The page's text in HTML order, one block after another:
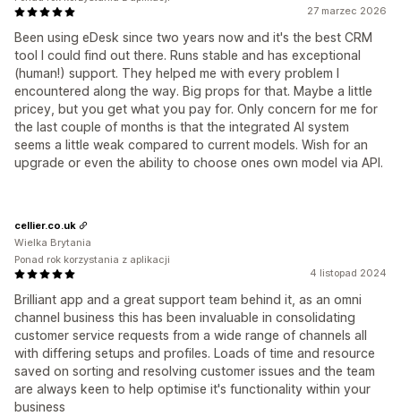
27 marzec 2026
Been using eDesk since two years now and it's the best CRM
tool I could find out there. Runs stable and has exceptional
(human!) support. They helped me with every problem I
encountered along the way. Big props for that. Maybe a little
pricey, but you get what you pay for. Only concern for me for
the last couple of months is that the integrated AI system
seems a little weak compared to current models. Wish for an
upgrade or even the ability to choose ones own model via API.
4 listopad 2024
Brilliant app and a great support team behind it, as an omni
channel business this has been invaluable in consolidating
customer service requests from a wide range of channels all
with differing setups and profiles. Loads of time and resource
saved on sorting and resolving customer issues and the team
are always keen to help optimise it's functionality within your
business
cellier.co.uk
Wielka Brytania
Ponad rok korzystania z aplikacji